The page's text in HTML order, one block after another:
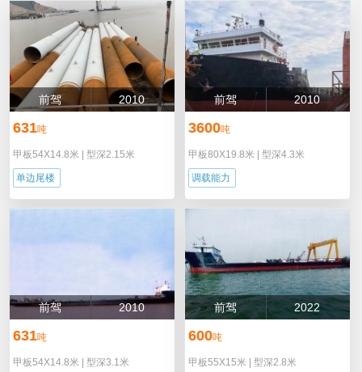
前驾 2010
631吨
甲板54X14.8米 型深2.15米
单边尾楼
前驾 2010
3600吨
甲板80X19.8米 型深4.3米
调载能力
前驾 2010
631吨
甲板54X14.8米 型深3.1米
前驾 2022
600吨
甲板55X15米 型深2.8米